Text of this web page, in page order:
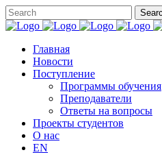
Главная
Новости
Поступление
Программы обучения
Преподаватели
Ответы на вопросы
Проекты студентов
О нас
EN